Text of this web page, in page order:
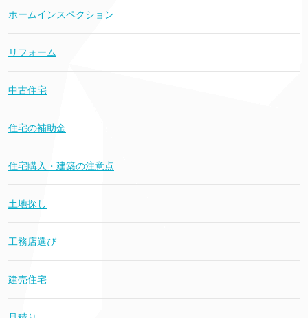
ホームインスペクション
リフォーム
中古住宅
住宅の補助金
住宅購入・建築の注意点
土地探し
工務店選び
建売住宅